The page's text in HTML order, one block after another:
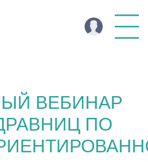
ВЕБИНАР
ПО